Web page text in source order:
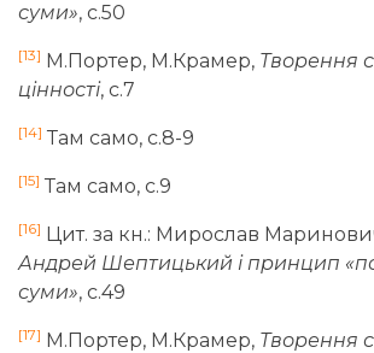
суми», с.50
[13] М.Портер, М.Крамер, Творення
цінності, с.7
[14] Там само, с.8-9
[15] Там само, с.9
[16] Цит. за кн.: Мирослав
Андрей Шептицький і принцип
суми», с.49
[17] М.Портер, М.Крамер, Творення